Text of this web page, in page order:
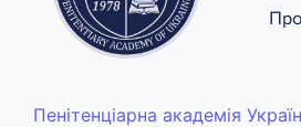
Пенітенціарна академія